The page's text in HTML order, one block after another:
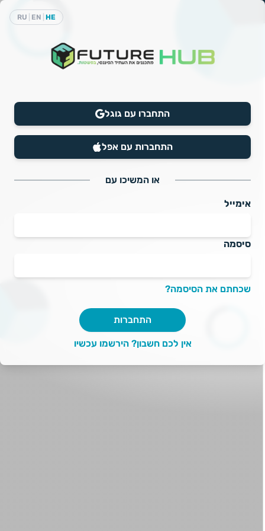
HE
EN
RU
התחברו עם גוגל
התחברות עם אפל
או המשיכו עם
אימייל
סיסמה
התחברות